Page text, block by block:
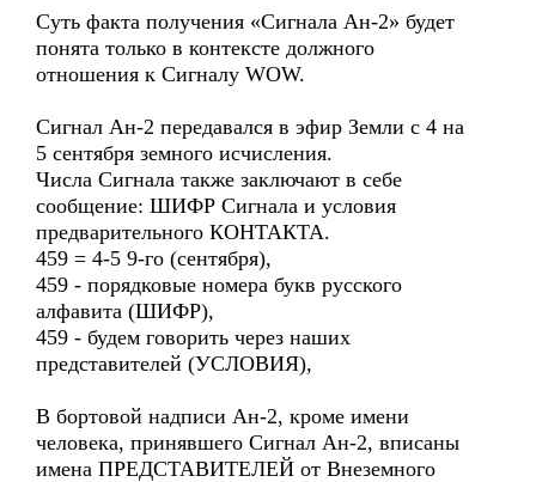
Суть факта получения «Сигнала Ан-2» будет
понята только в контексте должного
отношения к Сигналу WOW.
Сигнал Ан-2 передавался в эфир Земли с 4 на
5 сентября земного исчисления.
Числа Сигнала также заключают в себе
сообщение: ШИФР Сигнала и условия
предварительного КОНТАКТА.
459 = 4-5 9-го (сентября),
459 - порядковые номера букв русского
алфавита (ШИФР),
459 - будем говорить через наших
представителей (УСЛОВИЯ),
В бортовой надписи Ан-2, кроме имени
человека, принявшего Сигнал Ан-2, вписаны
имена ПРЕДСТАВИТЕЛЕЙ от Внеземного